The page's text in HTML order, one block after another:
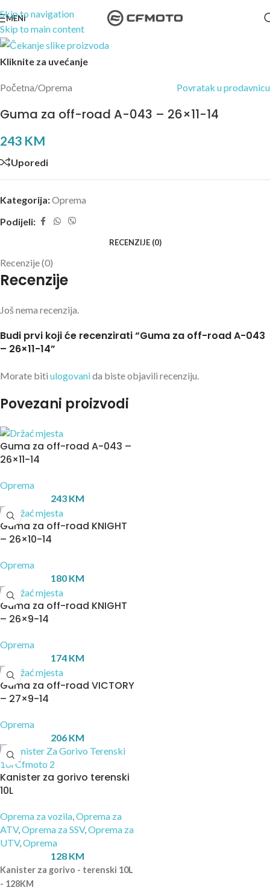
Skip to navigation
Skip to main content
MENI
Kliknite za uvećanje
Početna/Oprema Povratak u prodavnicu
Guma za off-road A-043 – 26×11-14
243 KM
Uporedi
Kategorija:Oprema
Podijeli:
RECENZIJE (0)
Recenzije (0)
Recenzije
Još nema recenzija.
Budi prvi koji će recenzirati “Guma za off-road A-043
– 26×11-14”
Morate biti ulogovanida biste objavili recenziju.
Povezani proizvodi
Guma za off-road A-043 –
26×11-14
Oprema
243 KM
Guma za off-road KNIGHT
– 26×10-14
Oprema
180 KM
Guma za off-road KNIGHT
– 26×9-14
Oprema
174 KM
Guma za off-road VICTORY
– 27×9-14
Oprema
206 KM
Kanister za gorivo terenski
10L
Oprema za vozila,Oprema za
ATV,Oprema za SSV,Oprema za
UTV,Oprema
128 KM
Kanister za gorivo - terenski 10L
- 128KM